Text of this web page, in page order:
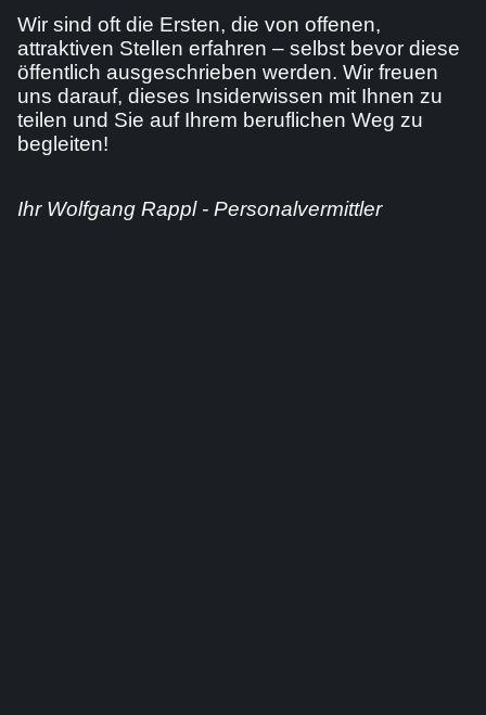
Wir sind oft die Ersten, die von offenen,
attraktiven Stellen erfahren – selbst bevor diese
öffentlich ausgeschrieben werden. Wir freuen
uns darauf, dieses Insiderwissen mit Ihnen zu
teilen und Sie auf Ihrem beruflichen Weg zu
begleiten!
Ihr Wolfgang Rappl - Personalvermittler